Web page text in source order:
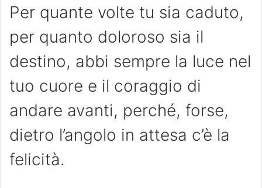
Per quante volte tu sia caduto,
per quanto doloroso sia il
destino, abbi sempre la luce nel
tuo cuore e il coraggio di
andare avanti, perché, forse,
dietro l’angolo in attesa c’è la
felicità.